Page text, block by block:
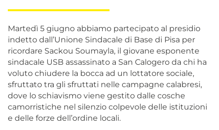
Martedì 5 giugno abbiamo partecipato al presidio
indetto dall’Unione Sindacale di Base di Pisa per
ricordare Sackou Soumayla, il giovane esponente
sindacale USB assassinato a San Calogero da chi ha
voluto chiudere la bocca ad un lottatore sociale,
sfruttato tra gli sfruttati nelle campagne calabresi,
dove lo schiavismo viene gestito dalle cosche
camorristiche nel silenzio colpevole delle istituzioni
e delle forze dell’ordine locali.